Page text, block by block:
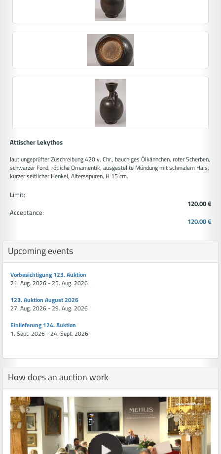
Attischer Lekythos
laut ungeprüfter Zuschreibung 420 v. Chr., bauchiges Ölkännchen, roter Scherben,
schwarzer Fond, rötliche Ornamentik, ausgestellte Mündung mit schmalem Hals,
kurzer seitlicher Henkel, Altersspuren, H 15 cm.
Limit:
120.00 €
Acceptance:
120.00 €
Upcoming events
Vorbesichtigung 123. Auktion
21. Aug. 2026 - 25. Aug. 2026
123. Auktion August 2026
27. Aug. 2026 - 29. Aug. 2026
Einlieferung 124. Auktion
1. Sept. 2026 - 24. Sept. 2026
How does an auction work